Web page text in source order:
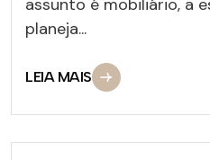
assunto é mobiliário, a
planeja...
LEIA MAIS